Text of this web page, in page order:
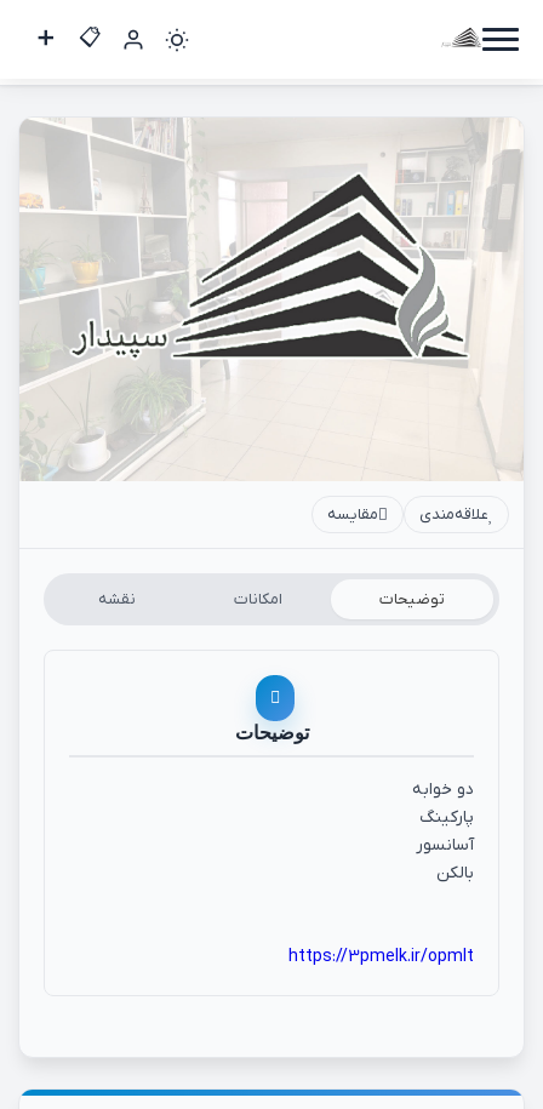
آپارتمان 120 متری / مجیدیه شمالی
علاقه‌مندی مقایسه
توضیحات امکانات نقشه
توضیحات
دو خوابه
پارکینگ
آسانسور
بالکن
https://3pmelk.ir/opmlt
کاربر
مهمان
ورود
به
حساب
ورود
ثبت
نام